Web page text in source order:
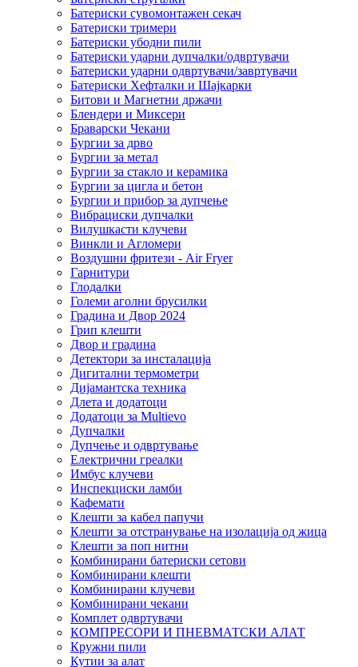
Батериски сувомонтажен секач
Батериски тримери
Батериски убодни пили
Батериски ударни дупчалки/одвртувачи
Батериски ударни одвртувачи/завртувачи
Батериски Хефталки и Шајкарки
Битови и Магнетни држачи
Блендери и Миксери
Браварски Чекани
Бургии за дрво
Бургии за метал
Бургии за стакло и керамика
Бургии за цигла и бетон
Бургии и прибор за дупчење
Вибрациски дупчалки
Вилушкасти клучеви
Винкли и Агломери
Воздушни фритези - Air Fryer
Гарнитури
Глодалки
Големи аголни брусилки
Градина и Двор 2024
Грип клешти
Двор и градина
Детектори за инсталација
Дигитални термометри
Дијамантска техника
Длета и додатоци
Додатоци за Multievo
Дупчалки
Дупчење и одвртување
Електрични греалки
Имбус клучеви
Инспекциски ламби
Кафемати
Клешти за кабел папучи
Клешти за отстранување на изолација од жица
Клешти за поп нитни
Комбинирани батериски сетови
Комбинирани клешти
Комбинирани клучеви
Комбинирани чекани
Комплет одвртувачи
КОМПРЕСОРИ И ПНЕВМАТСКИ АЛАТ
Кружни пили
Кутии за алат